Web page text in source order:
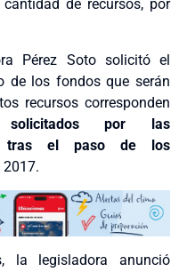
de recursos, por
Pérez Soto solicitó el
de los fondos que serán
recursos corresponden
solicitados por las
tras el paso de los
2017.
la legisladora anunció